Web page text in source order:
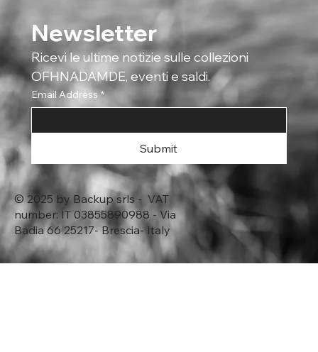
Newsletter
Ricevi le ultime notizie sulle collezioni
OFHNADAMDE, eventi e saldi.
Email Address *
Submit
© 2025 by Backup srls - VAT
number: IT 03855890988 - Via
Badia 66 25217- Brescia- Italy